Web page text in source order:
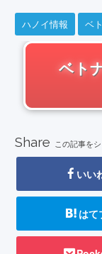
ハノイ情報 ベ
ベト
Share この記事を
いい
はて